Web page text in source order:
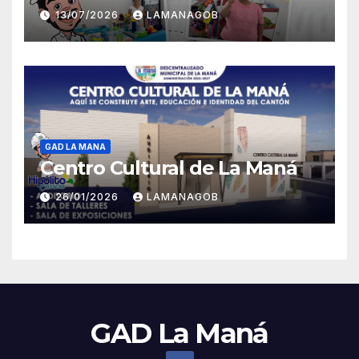
13/07/2026 LAMANAGOB
GAD LA MANA
Centro Cultural de La Maná
26/01/2026 LAMANAGOB
GAD La Maná